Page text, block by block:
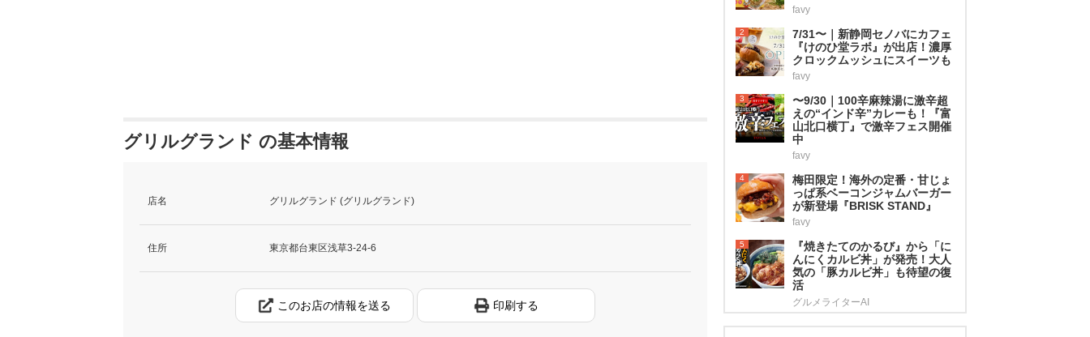
グリルグランド の基本情報
店名 グリルグランド (グリルグランド)
住所 東京都台東区浅草3-24-6
このお店の情報を送る 印刷する
favy
2
7/31〜｜新静岡セノバにカフェ
『けのひ堂ラボ』が出店！濃厚
クロックムッシュにスイーツも
favy
3
〜9/30｜100辛麻辣湯に激辛超
えの“インド辛”カレーも！『富
山北口横丁』で激辛フェス開催
中
favy
4
梅田限定！海外の定番・甘じょ
っぱ系ベーコンジャムバーガー
が新登場『BRISK STAND』
favy
5
『焼きたてのかるび』から「に
んにくカルビ丼」が発売！大人
気の「豚カルビ丼」も待望の復
活
グルメライターAI